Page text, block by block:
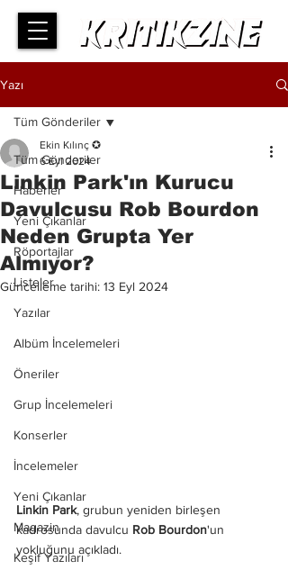
Yazı
Tüm Gönderiler
Haberler
Yeni Çıkanlar
Röportajlar
Listeler
Yazılar
Albüm İncelemeleri
Öneriler
Grup İncelemeleri
Konserler
İncelemeler
Yeni Çıkanlar
Magazin
Keşif Yazıları
Tüm Gönderiler
Linkin Park'ın Kurucu
Davulcusu Rob Bourdon
Neden Grupta Yer
Almıyor?
Ekin Kılınç ✪
6 Eyl 2024
Güncelleme tarihi: 13 Eyl 2024
Linkin Park, grubun yeniden birleşen
kadrosunda davulcu Rob Bourdon'un
yokluğunu açıkladı.